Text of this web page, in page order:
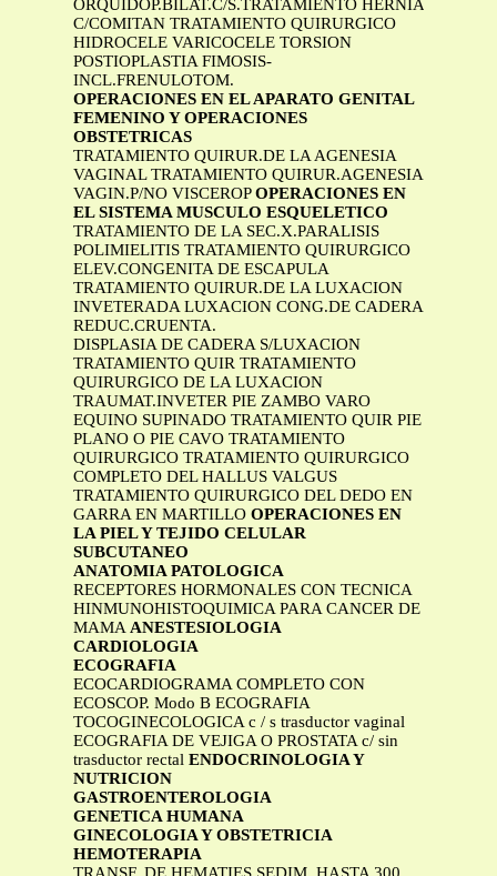
ORQUIDOP.BILAT.C/S.TRATAMIENTO HERNIA
C/COMITAN TRATAMIENTO QUIRURGICO
HIDROCELE VARICOCELE TORSION
POSTIOPLASTIA FIMOSIS-
INCL.FRENULOTOM.
OPERACIONES EN EL APARATO GENITAL
FEMENINO Y OPERACIONES
OBSTETRICAS
TRATAMIENTO QUIRUR.DE LA AGENESIA
VAGINAL TRATAMIENTO QUIRUR.AGENESIA
VAGIN.P/NO VISCEROPOPERACIONES EN
EL SISTEMA MUSCULO ESQUELETICO
TRATAMIENTO DE LA SEC.X.PARALISIS
POLIMIELITIS TRATAMIENTO QUIRURGICO
ELEV.CONGENITA DE ESCAPULA
TRATAMIENTO QUIRUR.DE LA LUXACION
INVETERADA LUXACION CONG.DE CADERA
REDUC.CRUENTA.
DISPLASIA DE CADERA S/LUXACION
TRATAMIENTO QUIR TRATAMIENTO
QUIRURGICO DE LA LUXACION
TRAUMAT.INVETER PIE ZAMBO VARO
EQUINO SUPINADO TRATAMIENTO QUIR PIE
PLANO O PIE CAVO TRATAMIENTO
QUIRURGICO TRATAMIENTO QUIRURGICO
COMPLETO DEL HALLUS VALGUS
TRATAMIENTO QUIRURGICO DEL DEDO EN
GARRA EN MARTILLO OPERACIONES EN
LA PIEL Y TEJIDO CELULAR
SUBCUTANEO
ANATOMIA PATOLOGICA
RECEPTORES HORMONALES CON TECNICA
HINMUNOHISTOQUIMICA PARA CANCER DE
MAMAANESTESIOLOGIA
CARDIOLOGIA
ECOGRAFIA
ECOCARDIOGRAMA COMPLETO CON
ECOSCOP. Modo B ECOGRAFIA
TOCOGINECOLOGICA c / s trasductor vaginal
ECOGRAFIA DE VEJIGA O PROSTATA c/ sin
trasductor rectal ENDOCRINOLOGIA Y
NUTRICION
GASTROENTEROLOGIA
GENETICA HUMANA
GINECOLOGIA Y OBSTETRICIA
HEMOTERAPIA